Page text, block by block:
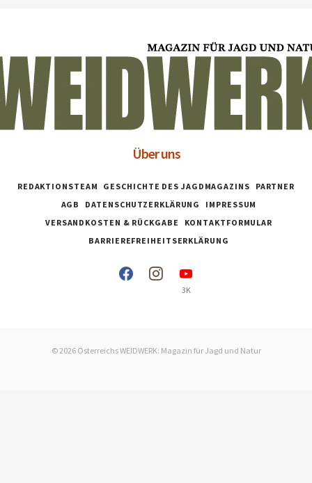
Über uns
REDAKTIONSTEAM GESCHICHTE DES JAGDMAGAZINS
PARTNER
AGB
DATENSCHUTZERKLÄRUNG
IMPRESSUM
VERSANDKOSTEN & RÜCKGABE
KONTAKTFORMULAR
BARRIEREFREIHEITSERKLÄRUNG
3K
© 2026 Österreichs WEIDWERK: Magazin für Jagd und Natur